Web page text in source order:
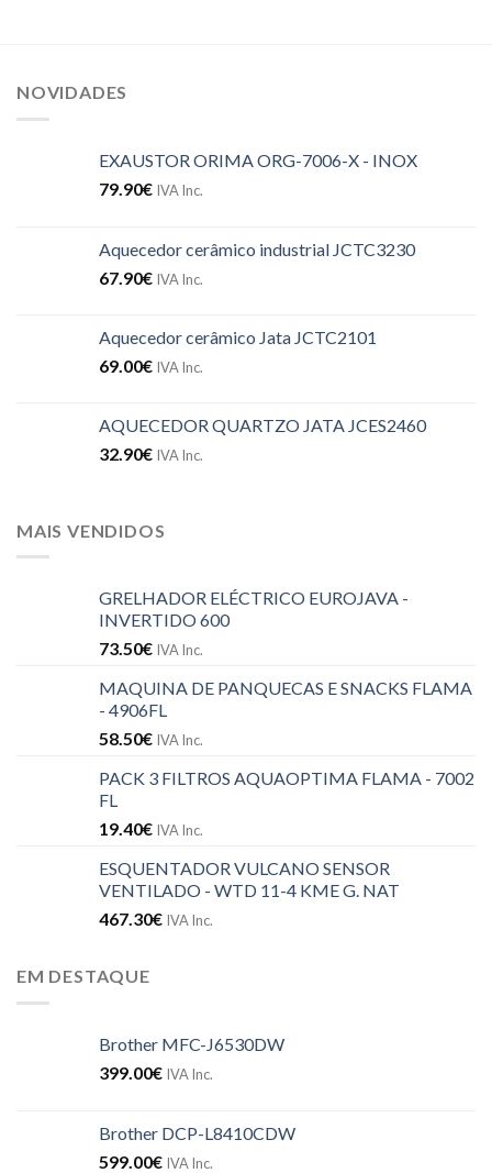
NOVIDADES
EXAUSTOR ORIMA ORG-7006-X - INOX
79.90€ IVA Inc.
Aquecedor cerâmico industrial JCTC3230
67.90€ IVA Inc.
Aquecedor cerâmico Jata JCTC2101
69.00€ IVA Inc.
AQUECEDOR QUARTZO JATA JCES2460
32.90€ IVA Inc.
MAIS VENDIDOS
GRELHADOR ELÉCTRICO EUROJAVA -
INVERTIDO 600
73.50€ IVA Inc.
MAQUINA DE PANQUECAS E SNACKS FLAMA
- 4906FL
58.50€ IVA Inc.
PACK 3 FILTROS AQUAOPTIMA FLAMA - 7002
FL
19.40€ IVA Inc.
ESQUENTADOR VULCANO SENSOR
VENTILADO - WTD 11-4 KME G. NAT
467.30€ IVA Inc.
EM DESTAQUE
Brother MFC-J6530DW
399.00€ IVA Inc.
Brother DCP-L8410CDW
599.00€ IVA Inc.